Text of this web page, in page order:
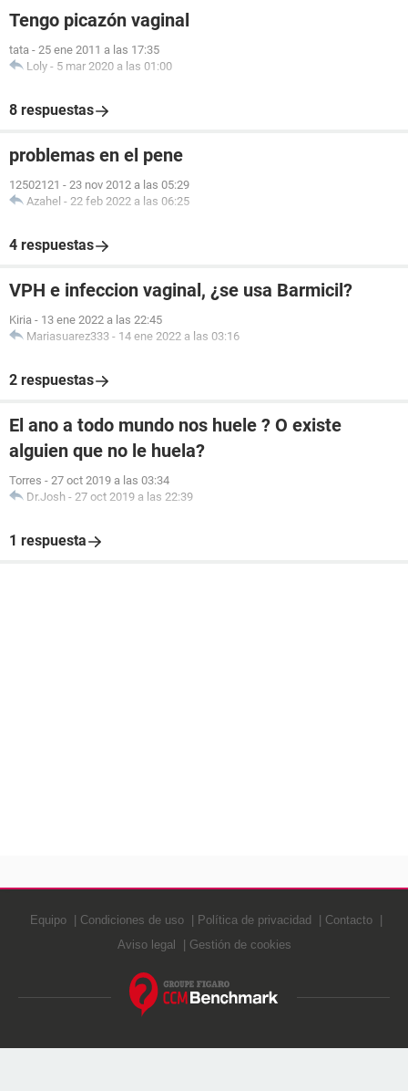
Tengo picazón vaginal
tata - 25 ene 2011 a las 17:35
Loly - 5 mar 2020 a las 01:00
8 respuestas
problemas en el pene
12502121 - 23 nov 2012 a las 05:29
Azahel - 22 feb 2022 a las 06:25
4 respuestas
VPH e infeccion vaginal, ¿se usa Barmicil?
Kiria - 13 ene 2022 a las 22:45
Mariasuarez333 - 14 ene 2022 a las 03:16
2 respuestas
El ano a todo mundo nos huele ? O existe
alguien que no le huela?
Torres - 27 oct 2019 a las 03:34
Dr.Josh - 27 oct 2019 a las 22:39
1 respuesta
Equipo Condiciones de uso Política de privacidad
Contacto
Aviso legal
Gestión de cookies